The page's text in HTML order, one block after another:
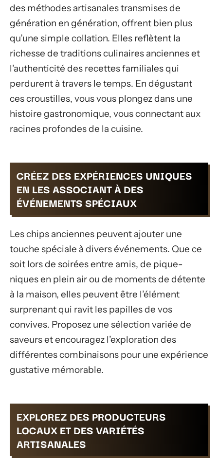
des méthodes artisanales transmises de
génération en génération, offrent bien plus
qu’une simple collation. Elles reflètent la
richesse de traditions culinaires anciennes et
l’authenticité des recettes familiales qui
perdurent à travers le temps. En dégustant
ces croustilles, vous vous plongez dans une
histoire gastronomique, vous connectant aux
racines profondes de la cuisine.
CRÉEZ DES EXPÉRIENCES UNIQUES
EN LES ASSOCIANT À DES
ÉVÉNEMENTS SPÉCIAUX
Les chips anciennes peuvent ajouter une
touche spéciale à divers événements. Que ce
soit lors de soirées entre amis, de pique-
niques en plein air ou de moments de détente
à la maison, elles peuvent être l’élément
surprenant qui ravit les papilles de vos
convives. Proposez une sélection variée de
saveurs et encouragez l’exploration des
différentes combinaisons pour une expérience
gustative mémorable.
EXPLOREZ DES PRODUCTEURS
LOCAUX ET DES VARIÉTÉS
ARTISANALES